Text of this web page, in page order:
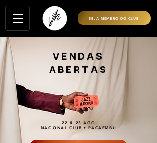
SEJA MEMBRO DO CLUB
VENDAS
ABERTAS
22 & 23 AGO
NACIONAL CLUB • PACAEMBU